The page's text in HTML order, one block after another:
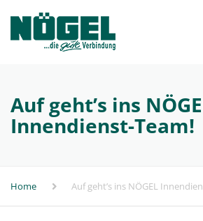
Auf geht’s ins
Innendienst-Team!
Home Auf geht’s ins NÖGEL